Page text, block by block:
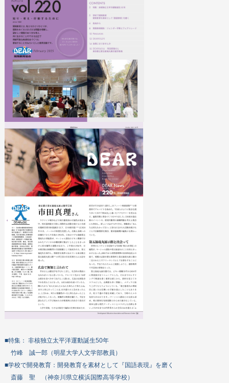
■特集： 非核独立太平洋運動誕生50年
竹峰 誠一郎（明星大学人文学部教員）
■学校で開発教育：開発教育を素材として『国語表現』を磨く
斎藤 聖 （神奈川県立横浜国際高等学校）